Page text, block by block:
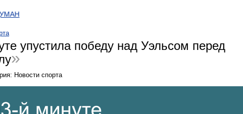
упустила победу над Уэльсом перед
Новости спорта